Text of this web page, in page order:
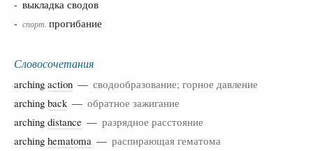
- выкладка сводов
- спорт. прогибание
Словосочетания
arching action — сводообразование; горное давление
arching back — обратное зажигание
arching distance — разрядное расстояние
arching hematoma — распирающая гематома